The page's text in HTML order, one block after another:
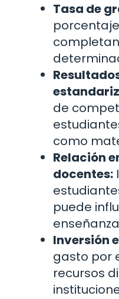
Tasa de
de
como
Relación
docentes:
puede
Inversión
gasto por
recursos